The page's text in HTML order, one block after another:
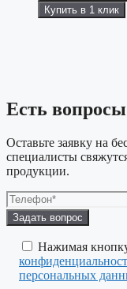
Купить в 1 клик
Есть
Оставьте заявку на
специалисты
продукции.
Оставьте
это
поле
пустым.
Нажимая
персональных